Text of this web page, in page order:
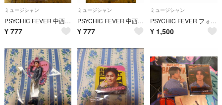
ミュージシャン
PSYCHIC FEVER 中西椋雅 CD アクスタセット②
¥ 777
ミュージシャン
PSYCHIC FEVER 中西椋雅 CDアクスタセット
¥ 777
ミュージシャン
PSYCHIC FEVER フォトカ 5枚セット
¥ 1,500